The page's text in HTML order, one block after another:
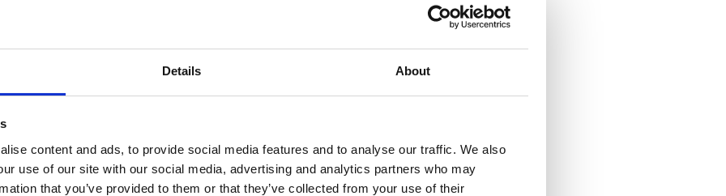
Details About
content and ads, to provide social media features and to analyse our traffic. We also
use of our site with our social media, advertising and analytics partners who may
that you’ve provided to them or that they’ve collected from your use of their
vi velkommen til Morgenmad & Spa på Alsik
Freitag 08.30 - 13.30/kr. 695